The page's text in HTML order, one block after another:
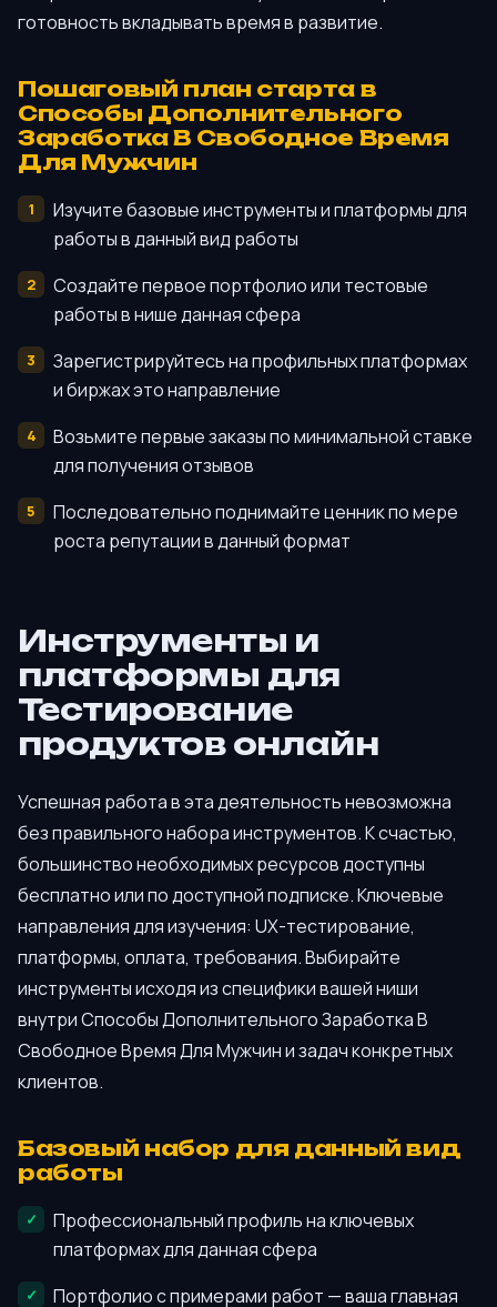
готовность вкладывать время в развитие.
Пошаговый план старта в
Способы Дополнительного
Заработка В Свободное Время
Для Мужчин
Изучите базовые инструменты и платформы для
работы в данный вид работы
Создайте первое портфолио или тестовые
работы в нише данная сфера
Зарегистрируйтесь на профильных платформах
и биржах это направление
Возьмите первые заказы по минимальной ставке
для получения отзывов
Последовательно поднимайте ценник по мере
роста репутации в данный формат
Инструменты и
платформы для
Тестирование
продуктов онлайн
Успешная работа в эта деятельность невозможна
без правильного набора инструментов. К счастью,
большинство необходимых ресурсов доступны
бесплатно или по доступной подписке. Ключевые
направления для изучения: UX-тестирование,
платформы, оплата, требования. Выбирайте
инструменты исходя из специфики вашей ниши
внутри Способы Дополнительного Заработка В
Свободное Время Для Мужчин и задач конкретных
клиентов.
Базовый набор для данный вид
работы
Профессиональный профиль на ключевых
платформах для данная сфера
Портфолио с примерами работ — ваша главная